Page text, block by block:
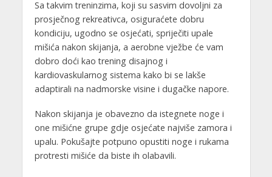
Sa takvim treninzima, koji su sasvim dovoljni za
prosječnog rekreativca, osiguraćete dobru
kondiciju, ugodno se osjećati, spriječiti upale
mišića nakon skijanja, a aerobne vježbe će vam
dobro doći kao trening disajnog i
kardiovaskularnog sistema kako bi se lakše
adaptirali na nadmorske visine i dugačke napore.
Nakon skijanja je obavezno da istegnete noge i
one mišićne grupe gdje osjećate najviše zamora i
upalu. Pokušajte potpuno opustiti noge i rukama
protresti mišiće da biste ih olabavili.